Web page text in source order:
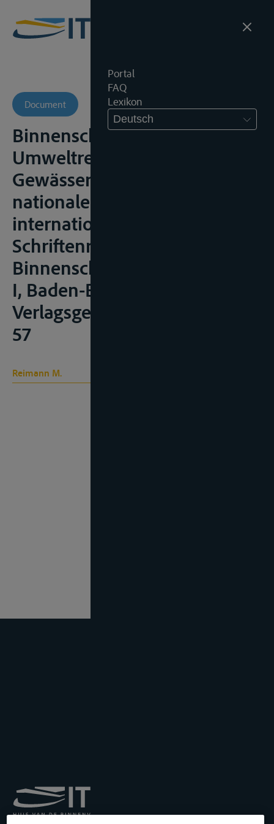
Portal
FAQ
Lexikon
Deutsch
Document
Binnenschiffahrt,
Umweltrecht und
Gewässerschutz im
nationalen und
internationalen Kontext,
Schriftenreihe des Instituts für
Binnenschiffahrtsrecht, Band
I, Baden-Baden, Nomos
Verlagsgesellschaft, 1999, 49-
57
Reimann M.